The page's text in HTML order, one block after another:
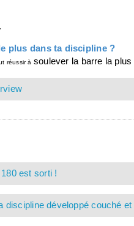
plus dans ta discipline ?
réussir à soulever la barre la
180 est sorti !
discipline développé couché